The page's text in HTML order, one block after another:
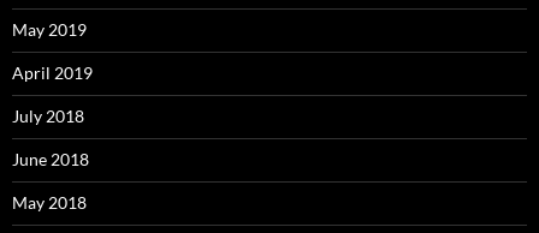
May 2019
April 2019
July 2018
June 2018
May 2018